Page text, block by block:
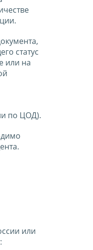
статус
или на
по ЦОД).
или
: